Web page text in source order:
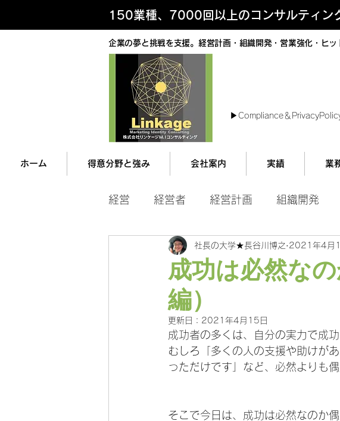
150業種、7000回以上のコンサルティン
企業の夢と挑戦を支援。経営計画・組織開発・営業強化・ヒ
▶︎Compliance＆
ホーム 得意分野と強み 会社案内 実績 業
経営 経営者 経営計画 組織開発
マネジメント 営業ツール
成功は必然な
編）
社長の大学★長谷川博之 2021年4月1
更新日： 2021年4月15日
成功者の多くは、自分の実力で成
むしろ「多くの人の支援や助けが
っただけです」など、必然よりも
そこで今日は、成功は必然なのか